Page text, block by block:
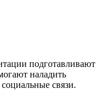
подготавливают
наладить
связи.